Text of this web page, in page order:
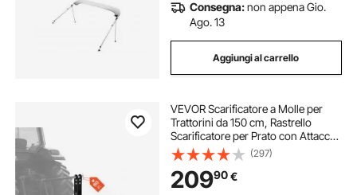
Consegna:non appena Gio.
Ago. 13
Aggiungi al carrello
VEVOR Scarificatore a Molle per
Trattorini da 150 cm, Rastrello
Scarificatore per Prato con Attacco
a 3 Punti, 26 Denti in Acciaio a
Molla, per Trattori di Categoria 1,
Resistenti alla Ruggine
(297)
20990€